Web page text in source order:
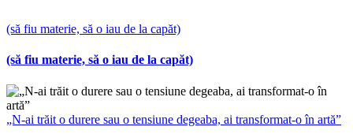
(să fiu materie, să o iau de la capăt)
(să fiu materie, să o iau de la capăt)
„N-ai trăit o durere sau o tensiune degeaba, ai transformat-o în artă”